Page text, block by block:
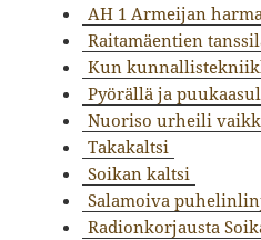
AH 1 Armeijan
Raitamäentien
Kun
Pyörällä ja
Nuoriso urheili
Takakaltsi
Soikan kaltsi
Salamoiva
Radionkorjausta